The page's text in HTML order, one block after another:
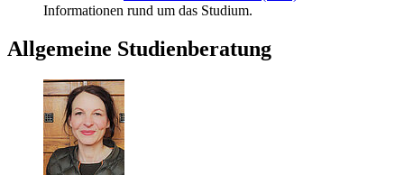
Informationen rund um das Studium.
Allgemeine Studienberatung